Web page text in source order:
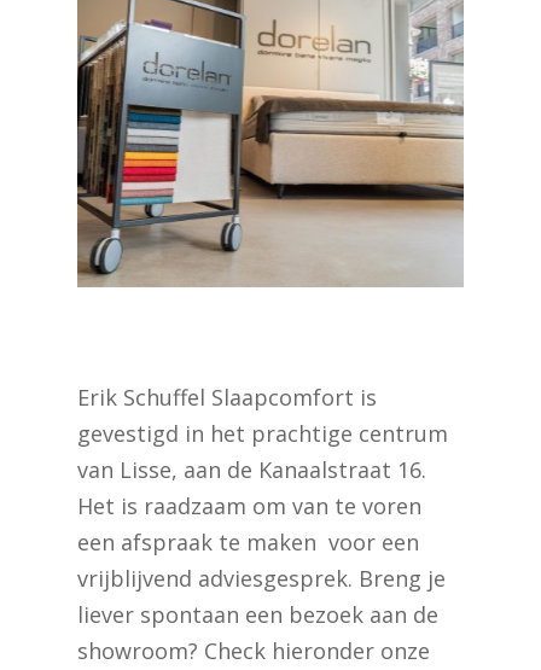
Erik Schuffel Slaapcomfort is
gevestigd in het prachtige centrum
van Lisse, aan de Kanaalstraat 16.
Het is raadzaam om van te voren
een afspraak te maken voor een
vrijblijvend adviesgesprek. Breng je
liever spontaan een bezoek aan de
showroom? Check hieronder onze